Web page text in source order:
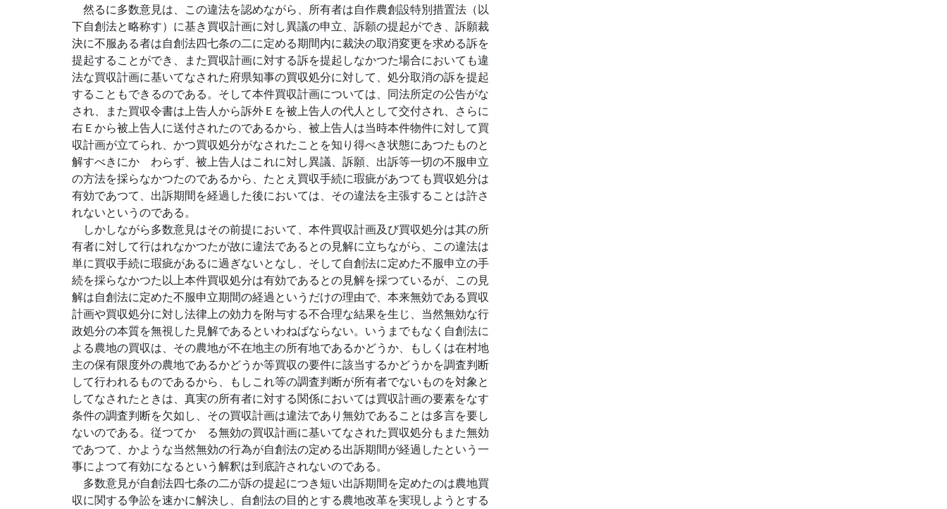
然るに多数意見は、この違法を認めながら、所有者は自作農創設特別措置法（以
下自創法と略称す）に基き買収計画に対し異議の申立、訴願の提起ができ、訴願裁
決に不服ある者は自創法四七条の二に定める期間内に裁決の取消変更を求める訴を
提起することができ、また買収計画に対する訴を提起しなかつた場合においても違
法な買収計画に基いてなされた府県知事の買収処分に対して、処分取消の訴を提起
することもできるのである。そして本件買収計画については、同法所定の公告がな
され、また買収令書は上告人から訴外Ｅを被上告人の代人として交付され、さらに
右Ｅから被上告人に送付されたのであるから、被上告人は当時本件物件に対して買
収計画が立てられ、かつ買収処分がなされたことを知り得べき状態にあつたものと
解すべきにかゝわらず、被上告人はこれに対し異議、訴願、出訴等一切の不服申立
の方法を採らなかつたのであるから、たとえ買収手続に瑕疵があつても買収処分は
有効であつて、出訴期間を経過した後においては、その違法を主張することは許さ
れないというのである。
しかしながら多数意見はその前提において、本件買収計画及び買収処分は其の所
有者に対して行はれなかつたが故に違法であるとの見解に立ちながら、この違法は
単に買収手続に瑕疵があるに過ぎないとなし、そして自創法に定めた不服申立の手
続を採らなかつた以上本件買収処分は有効であるとの見解を採つているが、この見
解は自創法に定めた不服申立期間の経過というだけの理由で、本来無効である買収
計画や買収処分に対し法律上の効力を附与する不合理な結果を生じ、当然無効な行
政処分の本質を無視した見解であるといわねばならない。いうまでもなく自創法に
よる農地の買収は、その農地が不在地主の所有地であるかどうか、もしくは在村地
主の保有限度外の農地であるかどうか等買収の要件に該当するかどうかを調査判断
して行われるものであるから、もしこれ等の調査判断が所有者でないものを対象と
してなされたときは、真実の所有者に対する関係においては買収計画の要素をなす
条件の調査判断を欠如し、その買収計画は違法であり無効であることは多言を要し
ないのである。従つてかゝる無効の買収計画に基いてなされた買収処分もまた無効
であつて、かような当然無効の行為が自創法の定める出訴期間が経過したという一
事によつて有効になるという解釈は到底許されないのである。
多数意見が自創法四七条の二が訴の提起につき短い出訴期間を定めたのは農地買
収に関する争訟を速かに解決し、自創法の目的とする農地改革を実現しようとする